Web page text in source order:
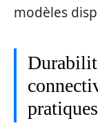
modèles
pratiques